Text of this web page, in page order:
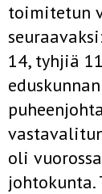
toimitetun
14, tyhjiä
oli
johtokunta.